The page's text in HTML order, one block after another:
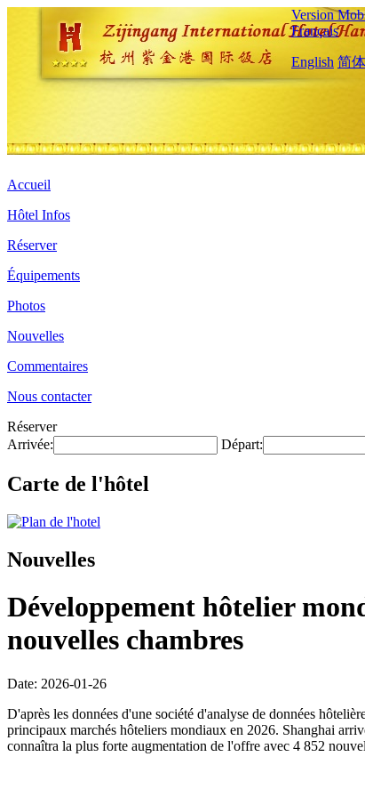
Version
Français
English 简
Accueil
Hôtel Infos
Réserver
Équipements
Photos
Nouvelles
Commentaires
Nous contacter
Réserver
Arrivée:
Départ:
Carte de l'hôtel
Nouvelles
Développement hôtelier
nouvelles chambres
Date: 2026-01-26
D'après les données d'une société d'analyse de données
principaux marchés hôteliers mondiaux en 2026. Shanghai
connaîtra la plus forte augmentation de l'offre avec 4 852